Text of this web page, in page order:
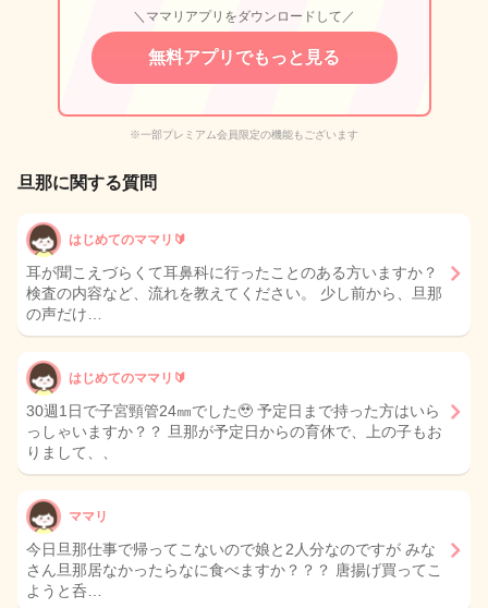
＼ママリアプリをダウンロードして／
無料アプリでもっと見る
※一部プレミアム会員限定の機能もございます
旦那に関する質問
はじめてのママリ🔰
耳が聞こえづらくて耳鼻科に行ったことのある方いますか？
検査の内容など、流れを教えてください。 少し前から、旦那
の声だけ…
はじめてのママリ🔰
30週1日で子宮頸管24㎜でした🥹 予定日まで持った方はいら
っしゃいますか？？ 旦那が予定日からの育休で、上の子もお
りまして、、
ママリ
今日旦那仕事で帰ってこないので娘と2人分なのですが みな
さん旦那居なかったらなに食べますか？？？ 唐揚げ買ってこ
ようと呑…